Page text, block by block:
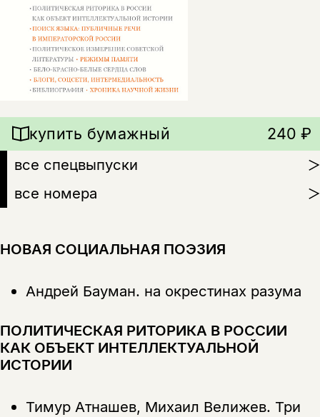
все спецвыпуски
все номера
купить бумажный 240 ₽
НОВАЯ СОЦИАЛЬНАЯ ПОЭЗИЯ
Андрей Бауман. на окрестинах разума
ПОЛИТИЧЕСКАЯ РИТОРИКА В РОССИИ
КАК ОБЪЕКТ ИНТЕЛЛЕКТУАЛЬНОЙ
ИСТОРИИ
Тимур Атнашев, Михаил Велижев. Три